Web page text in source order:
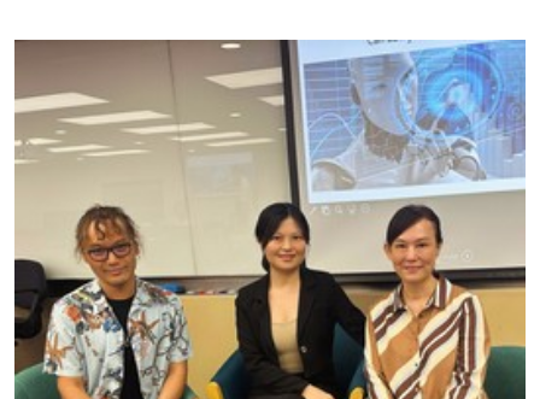
申請
報名辦法
報名及註冊倫敦大學法律學士學位課程（一
年級新申請者)
希望參加 2027 年 5-6 月法學學士學位考試的學生必須
在 2026 年 10 月 1 日之前在倫敦大學為海外學生 (煩請